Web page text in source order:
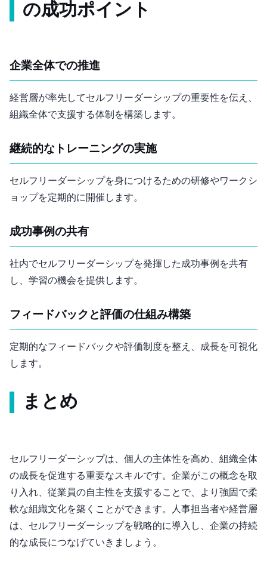
の成功ポイント
企業全体での推進
経営層が率先してセルフリーダーシップの重要性を伝え、
組織全体で支援する体制を構築します。
継続的なトレーニングの実施
セルフリーダーシップを身につけるための研修やワークシ
ョップを定期的に開催します。
成功事例の共有
社内でセルフリーダーシップを発揮した成功事例を共有
し、学習の機会を提供します。
フィードバックと評価の仕組み構築
定期的なフィードバックや評価制度を整え、成長を可視化
します。
まとめ
セルフリーダーシップは、個人の主体性を高め、組織全体
の成長を促進する重要なスキルです。企業がこの概念を取
り入れ、従業員の自主性を支援することで、より強固で柔
軟な組織文化を築くことができます。人事担当者や経営層
は、セルフリーダーシップを戦略的に導入し、企業の持続
的な成長につなげていきましょう。